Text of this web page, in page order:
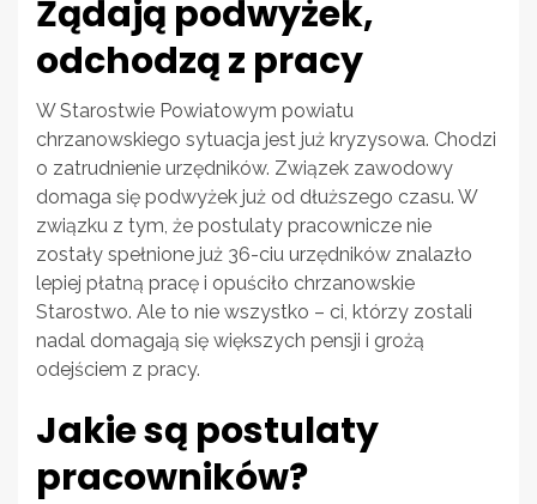
Żądają podwyżek,
odchodzą z pracy
W Starostwie Powiatowym powiatu
chrzanowskiego sytuacja jest już kryzysowa. Chodzi
o zatrudnienie urzędników. Związek zawodowy
domaga się podwyżek już od dłuższego czasu. W
związku z tym, że postulaty pracownicze nie
zostały spełnione już 36-ciu urzędników znalazło
lepiej płatną pracę i opuściło chrzanowskie
Starostwo. Ale to nie wszystko – ci, którzy zostali
nadal domagają się większych pensji i grożą
odejściem z pracy.
Jakie są postulaty
pracowników?